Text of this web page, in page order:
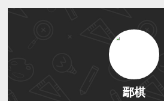
恭喜150****6483用户
恭喜131****2473用户
恭喜159****4201用户
恭喜133****6466用户
鄢棋